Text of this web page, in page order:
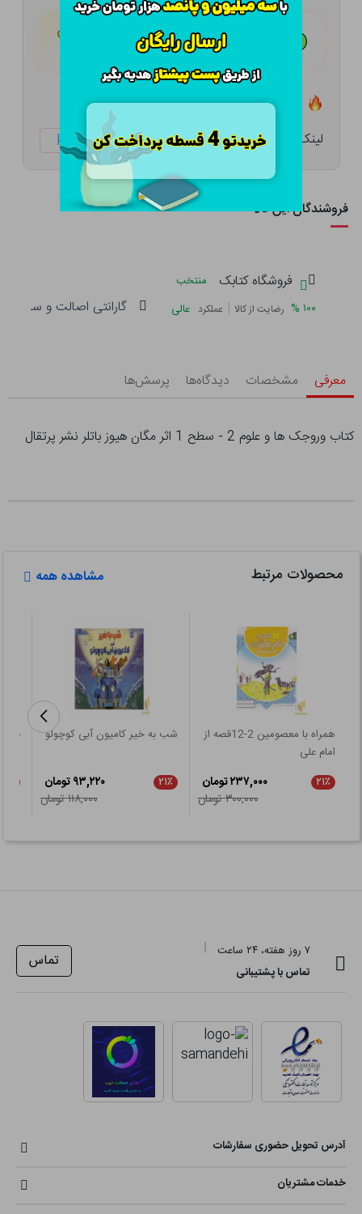
هـر قسط با تــرب‌پــی:
تعداد ۵ عدد در انبار موجود است
لینک کوتاه: ketabtala.com/sbp-41627
فروشندگان این کالا
فروشگاه کتابک
منتخب
۱۰۰ % رضایت از کالا | عملکرد عالی گارانتی اصالت و سلامت
معرفی مشخصات دیدگاه‌ها پرسش‌ها
کتاب وروجک ها و علوم 2 - سطح 1 اثر مگان هیوز باتلر نشر پرتقال
محصولات مرتبط مشاهده همه
همراه با معصومین 2-12قصه از
امام علی
۲۱٪
۲۳۷,۰۰۰ تومان
۳۰۰,۰۰۰ تومان
شب به خیر کامیون آبی کوچولو
۲۱٪
۹۳,۲۲۰ تومان
۱۱۸,۰۰۰ تومان
در
۷ روز هفته، ۲۴ ساعت
تماس با پشتیبانی
تماس
آدرس تحویل حضوری سفارشات
خدمات مشتریان